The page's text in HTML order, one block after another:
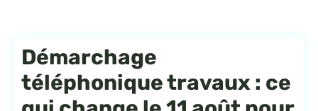
Démarchage
téléphonique travaux : ce